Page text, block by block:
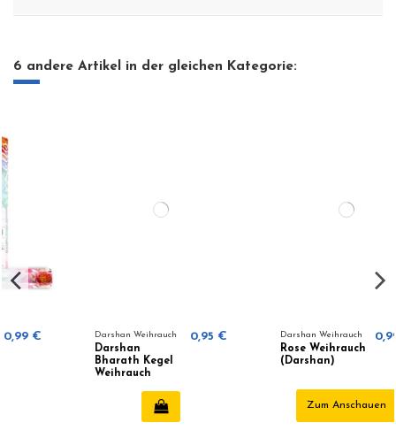
6 andere Artikel in der gleichen Kategorie:
Darshan Weihrauch
Bharath Kegel
Weihrauch
0,95 € Darshan Weihrauch
Rose Weihrauch
(Darshan)
0,99 €
Zum Anschauen